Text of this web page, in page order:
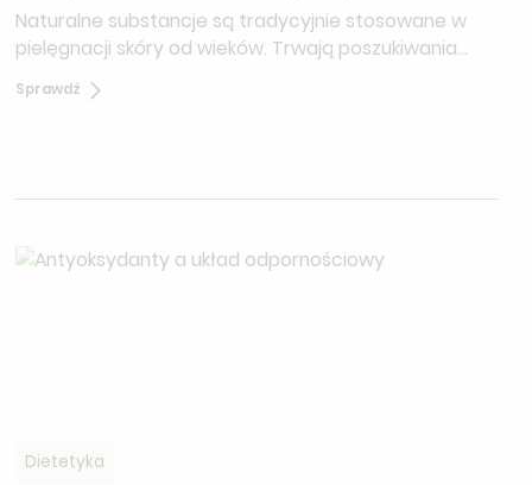
Naturalne substancje są tradycyjnie stosowane w
pielęgnacji skóry od wieków. Trwają poszukiwania
nowych naturalnych bioaktywnych, które nie tylko
promują zdrowie skóry, ale także chronią skórę przed
Sprawdź
Dietetyka